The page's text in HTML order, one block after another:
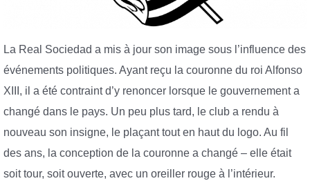
La Real Sociedad a mis à jour son image sous l’influence des
événements politiques. Ayant reçu la couronne du roi Alfonso
XIII, il a été contraint d’y renoncer lorsque le gouvernement a
changé dans le pays. Un peu plus tard, le club a rendu à
nouveau son insigne, le plaçant tout en haut du logo. Au fil
des ans, la conception de la couronne a changé – elle était
soit tour, soit ouverte, avec un oreiller rouge à l’intérieur.